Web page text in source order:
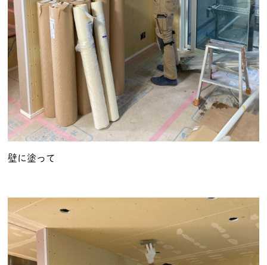
壁に塗って